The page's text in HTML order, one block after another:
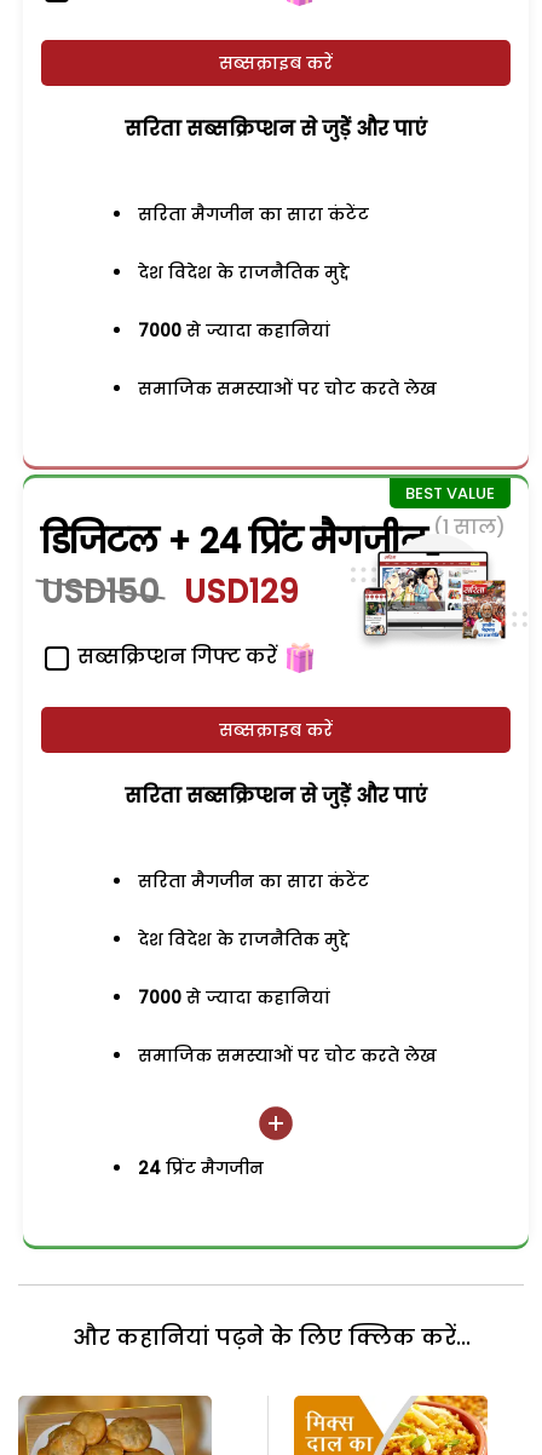
सब्सक्राइब करें
सरिता सब्सक्रिप्शन से जुड़ेें और पाएं
सरिता मैगजीन का सारा कंटेंट
देश विदेश के राजनैतिक मुद्दे
7000 से ज्यादा कहानियां
समाजिक समस्याओं पर चोट करते लेख
डिजिटल + 24 प्रिंट मैगजीन (1 साल)
USD150 USD129
सब्सक्रिप्शन गिफ्ट करें
सब्सक्राइब करें
सरिता सब्सक्रिप्शन से जुड़ेें और पाएं
सरिता मैगजीन का सारा कंटेंट
देश विदेश के राजनैतिक मुद्दे
7000 से ज्यादा कहानियां
समाजिक समस्याओं पर चोट करते लेख
24 प्रिंट मैगजीन
और कहानियां पढ़ने के लिए क्लिक करें...